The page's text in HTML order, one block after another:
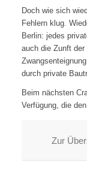
Doch wie sich
Fehlern klug.
Berlin: jedes
auch die Zunft
durch private
Beim nächsten
Verfügung, die
Zur